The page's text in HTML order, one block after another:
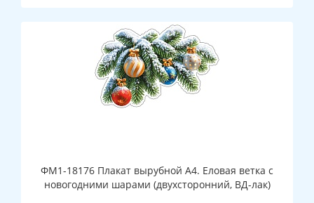
ФМ1-18176 Плакат вырубной А4. Еловая ветка с
новогодними шарами (двухсторонний, ВД-лак)